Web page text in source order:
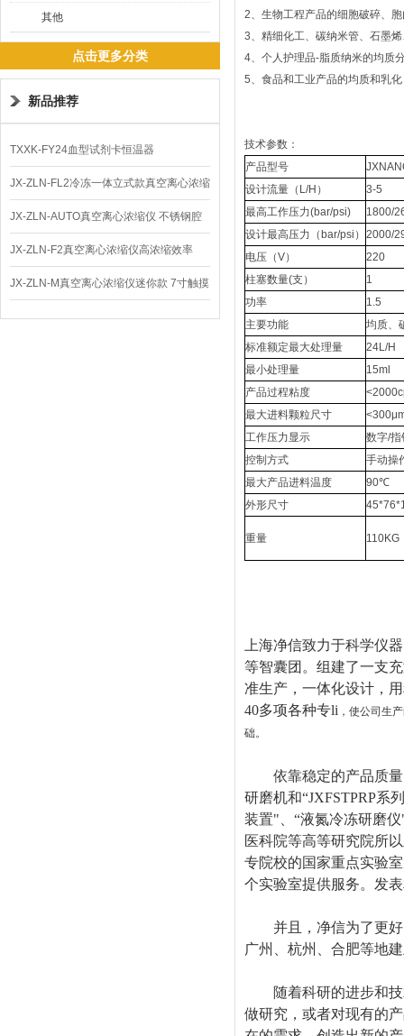
其他
点击更多分类
新品推荐
TXXK-FY24血型试剂卡恒温器
JX-ZLN-FL2冷冻一体立式款真空离心浓缩
仪 低温功能
JX-ZLN-AUTO真空离心浓缩仪 不锈钢腔
体
JX-ZLN-F2真空离心浓缩仪高浓缩效率
JX-ZLN-M真空离心浓缩仪迷你款 7寸触摸
屏
2、生物工程产品的细胞破碎、
3、精细化工、碳纳米管、石墨
4、个人护理品-脂质纳米的均质
5、食品和工业产品的均质和乳
技术参数：
产品型号
设计流量（L/H）
3-5
最高工作压力(bar/psi)
1800/
设计最高压力（bar/psi） 2000/
电压（V）
220
柱塞数量(支）
1
功率
1.5
主要功能
均质、
标准额定最大处理量
24L/H
最小处理量
15ml
产品过程粘度
最大进料颗粒尺寸
工作压力显示
数字/指
控制方式
手动操
最大产品进料温度
90℃
外形尺寸
重量 110KG
上海净信致力于科学仪
等智囊团。组建了一支
准生产，一体化设计，
40多项各种专li ，使公司生
础。
依靠稳定的产品质量
研磨机和“JXFSTPRP系
装置"、“液氮冷冻研磨
医科院等高等研究院所
专院校的国家重点实验
个实验室提供服务。发
并且，净信为了更好
广州、杭州、合肥等地
随着科研的进步和技
做研究，或者对现有的